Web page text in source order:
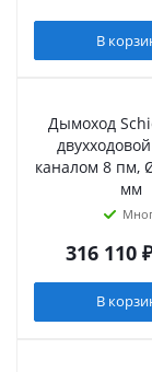
В
Дымоход
каналом 8 пм,
мм
316 110₽
В